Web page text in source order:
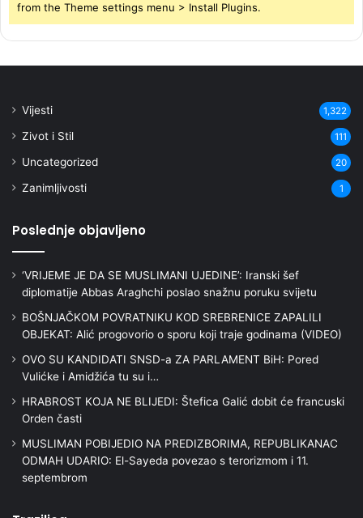
from the Theme settings menu > Install Plugins.
Vijesti 1,322
Zivot i Stil 111
Uncategorized 20
Zanimljivosti 1
Poslednje objavljeno
‘VRIJEME JE DA SE MUSLIMANI UJEDINE’: Iranski šef
diplomatije Abbas Araghchi poslao snažnu poruku svijetu
BOŠNJAČKOM POVRATNIKU KOD SREBRENICE ZAPALILI
OBJEKAT: Alić progovorio o sporu koji traje godinama (VIDEO)
OVO SU KANDIDATI SNSD-a ZA PARLAMENT BiH: Pored
Vulićke i Amidžića tu su i…
HRABROST KOJA NE BLIJEDI: Štefica Galić dobit će francuski
Orden časti
MUSLIMAN POBIJEDIO NA PREDIZBORIMA, REPUBLIKANAC
ODMAH UDARIO: El-Sayeda povezao s terorizmom i 11.
septembrom